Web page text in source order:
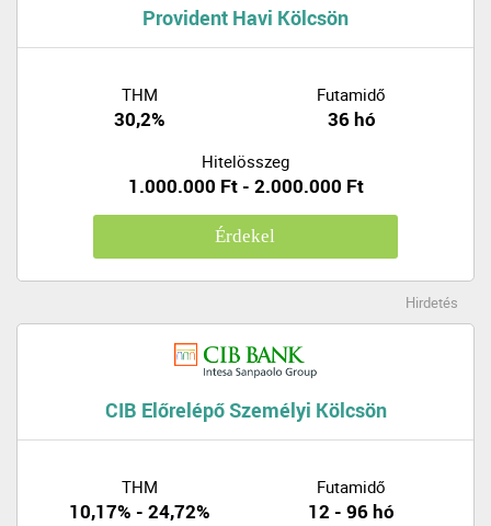
Provident Havi Kölcsön
THM
30,2%
Futamidő
36 hó
Hitelösszeg
1.000.000 Ft - 2.000.000 Ft
Érdekel
Hirdetés
CIB Előrelépő Személyi Kölcsön
THM
10,17% - 24,72%
Futamidő
12 - 96 hó